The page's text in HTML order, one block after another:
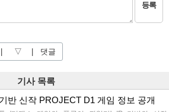
등록
▽ 댓글
기사 목록
반 신작 PROJECT D1 게임 정보 공개